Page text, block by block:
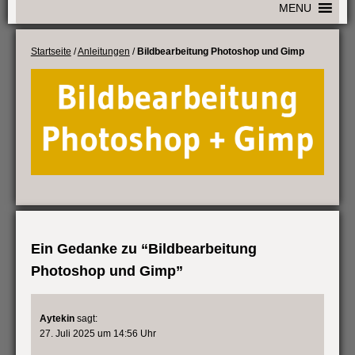
MENU
Startseite /Anleitungen / Bildbearbeitung Photoshop und Gimp
Ein Gedanke zu “Bildbearbeitung
Photoshop und Gimp”
Aytekin sagt:
27. Juli 2025 um 14:56 Uhr